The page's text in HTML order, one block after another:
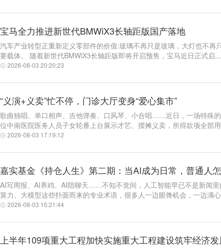
宝马全力推进新世代BMWiX3长轴距版国产落地
汽车产业转型正重新定义零部件的价值:玻璃不再只是玻璃，大灯也不
要载体。 随着新世代BMWiX3长轴距版即将开启预售，宝马近日正式启...
2026-08-03 20:20:23
“义演+义卖”忙不停，门诊大厅变身“爱心集市”
歌曲独唱、单口相声、吉他弹奏、口风琴、小合唱……近日，一场特殊
位中南医院医务人员子女轮番上台展示才艺、摆摊义卖，所得款项全部
2026-08-03 17:19:12
嘉实基金《持仓人生》第二期：当AI成为日常，普通人
AI写周报、AI养鸡、AI陪聊天……不知不觉间，人工智能早已不是新闻
算力、大模型这些扑面而来的专业术语，很多人一边眼馋机会，一边满
2026-08-03 15:21:44
上半年109项重大工程加快实施重大工程建设筑牢经济